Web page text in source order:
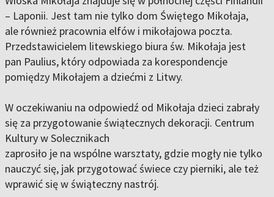
– Laponii. Jest tam nie tylko dom Świętego Mikołaja,
ale również pracownia elfów i mikołajowa poczta.
Przedstawicielem litewskiego biura św. Mikołaja jest
pan Paulius, który odpowiada za korespondencje
pomiędzy Mikołajem a dziećmi z Litwy.
W oczekiwaniu na odpowiedź od Mikołaja dzieci zabrały
się za przygotowanie świątecznych dekoracji. Centrum
Kultury w Solecznikach
zaprosiło je na wspólne warsztaty, gdzie mogły nie tylko
nauczyć się, jak przygotować świece czy pierniki, ale też
wprawić się w świąteczny nastrój.